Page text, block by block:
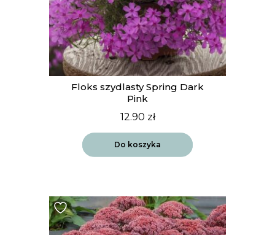
Floks szydlasty Spring Dark
Pink
12.90 zł
Do koszyka